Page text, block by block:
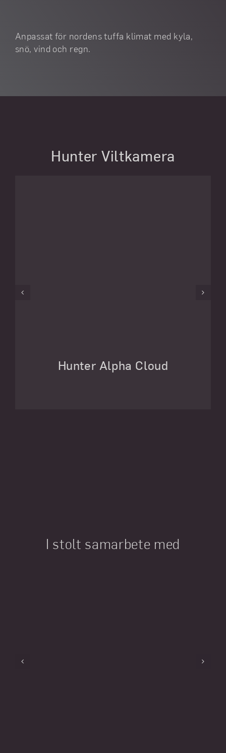
Anpassat för nordens tuffa klimat med kyla,
snö, vind och regn.
Hunter Viltkamera
Hunter Alpha Cloud
I stolt samarbete med